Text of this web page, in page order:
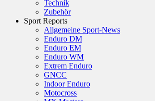
Technik
Zubehör
Sport Reports
Allgemeine Sport-News
Enduro DM
Enduro EM
Enduro WM
Extrem Enduro
GNCC
Indoor Enduro
Motocross